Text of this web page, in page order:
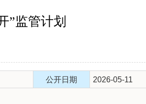
”监管计划
公开日期 2026-05-11